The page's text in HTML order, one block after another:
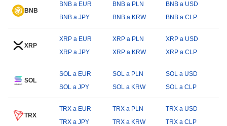
BNB
BNB a EUR BNB a PLN
BNB a USD
BNB a JPY
BNB a KRW BNB a CLP
XRP
XRP a EUR XRP a PLN
XRP a USD
XRP a JPY
XRP a KRW XRP a CLP
SOL
SOL a EUR SOL a PLN
SOL a USD
SOL a JPY
SOL a KRW SOL a CLP
TRX
TRX a EUR TRX a PLN
TRX a USD
TRX a JPY
TRX a KRW TRX a CLP